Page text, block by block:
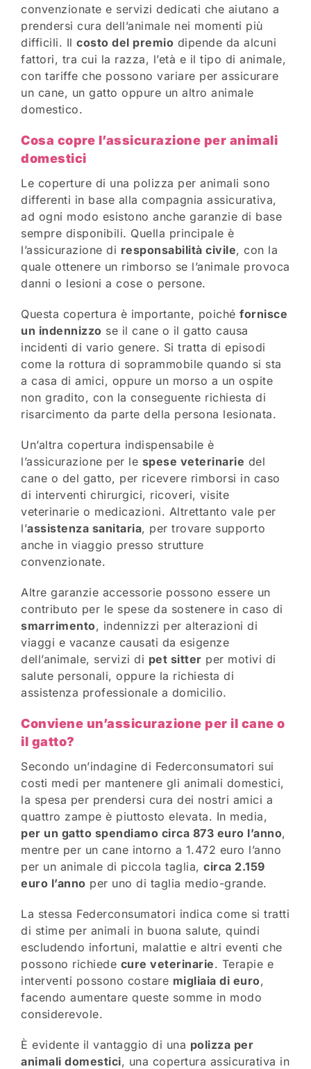
convenzionate e servizi dedicati che aiutano a
prendersi cura dell’animale nei momenti più
difficili. Il costo del premio dipende da alcuni
fattori, tra cui la razza, l’età e il tipo di animale,
con tariffe che possono variare per assicurare
un cane, un gatto oppure un altro animale
domestico.
Cosa copre l’assicurazione per animali
domestici
Le coperture di una polizza per animali sono
differenti in base alla compagnia assicurativa,
ad ogni modo esistono anche garanzie di base
sempre disponibili. Quella principale è
l’assicurazione di responsabilità civile, con la
quale ottenere un rimborso se l’animale provoca
danni o lesioni a cose o persone.
Questa copertura è importante, poiché fornisce
un indennizzo se il cane o il gatto causa
incidenti di vario genere. Si tratta di episodi
come la rottura di soprammobile quando si sta
a casa di amici, oppure un morso a un ospite
non gradito, con la conseguente richiesta di
risarcimento da parte della persona lesionata.
Un’altra copertura indispensabile è
l’assicurazione per le spese veterinarie del
cane o del gatto, per ricevere rimborsi in caso
di interventi chirurgici, ricoveri, visite
veterinarie o medicazioni. Altrettanto vale per
l’assistenza sanitaria, per trovare supporto
anche in viaggio presso strutture
convenzionate.
Altre garanzie accessorie possono essere un
contributo per le spese da sostenere in caso di
smarrimento, indennizzi per alterazioni di
viaggi e vacanze causati da esigenze
dell’animale, servizi di pet sitter per motivi di
salute personali, oppure la richiesta di
assistenza professionale a domicilio.
Conviene un’assicurazione per il cane o
il gatto?
Secondo un’indagine di Federconsumatori sui
costi medi per mantenere gli animali domestici,
la spesa per prendersi cura dei nostri amici a
quattro zampe è piuttosto elevata. In media,
per un gatto spendiamo circa 873 euro l’anno,
mentre per un cane intorno a 1.472 euro l’anno
per un animale di piccola taglia, circa 2.159
euro l’anno per uno di taglia medio-grande.
La stessa Federconsumatori indica come si tratti
di stime per animali in buona salute, quindi
escludendo infortuni, malattie e altri eventi che
possono richiede cure veterinarie. Terapie e
interventi possono costare migliaia di euro,
facendo aumentare queste somme in modo
considerevole.
È evidente il vantaggio di una polizza per
animali domestici, una copertura assicurativa in